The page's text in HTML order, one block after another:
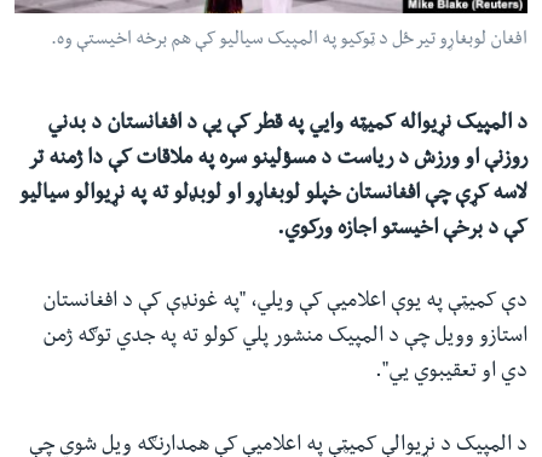
لاړ
ژبې
افغان لوبغاړو تیر ځل د ټوکیو په المپیک سیالیو کې هم برخه اخیستې وه.
د المپیک نړیواله کمیټه وایي په قطر کې یې د افغانستان د بدني
روزنې او ورزش د ریاست د مسؤلینو سره په ملاقات کې دا ژمنه تر
لاسه کړې چې افغانستان خپلو لوبغاړو او لوبډلو ته په نړیوالو سیالیو
کې د برخې اخیستو اجازه ورکوي.
دې کمیټې په یوې اعلامیې کې ویلي، "په غونډې کې د افغانستان
استازو وویل چې د المپیک منشور پلي کولو ته په جدي توګه ژمن
دي او تعقیبوي یي".
د المپیک د نړیوالې کمیټې په اعلامیې کې همدارنګه ویل شوي چې